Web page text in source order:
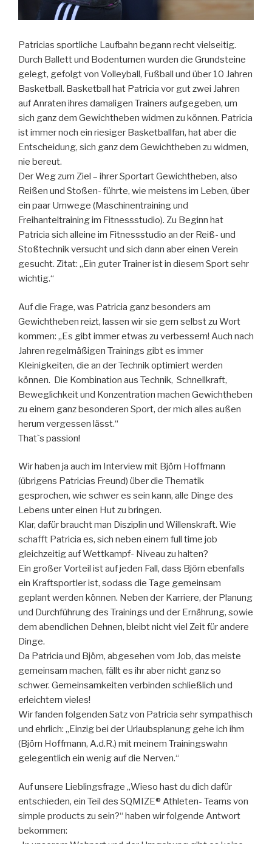
Patricias sportliche Laufbahn begann recht vielseitig.
Durch Ballett und Bodenturnen wurden die Grundsteine
gelegt, gefolgt von Volleyball, Fußball und über 10 Jahren
Basketball. Basketball hat Patricia vor gut zwei Jahren
auf Anraten ihres damaligen Trainers aufgegeben, um
sich ganz dem Gewichtheben widmen zu können. Patricia
ist immer noch ein riesiger Basketballfan, hat aber die
Entscheidung, sich ganz dem Gewichtheben zu widmen,
nie bereut.
Der Weg zum Ziel – ihrer Sportart Gewichtheben, also
Reißen und Stoßen- führte, wie meistens im Leben, über
ein paar Umwege (Maschinentraining und
Freihanteltraining im Fitnessstudio). Zu Beginn hat
Patricia sich alleine im Fitnessstudio an der Reiß- und
Stoßtechnik versucht und sich dann aber einen Verein
gesucht. Zitat: „Ein guter Trainer ist in diesem Sport sehr
wichtig.“
Auf die Frage, was Patricia ganz besonders am
Gewichtheben reizt, lassen wir sie gern selbst zu Wort
kommen: „Es gibt immer etwas zu verbessern! Auch nach
Jahren regelmäßigen Trainings gibt es immer
Kleinigkeiten, die an der Technik optimiert werden
können. Die Kombination aus Technik, Schnellkraft,
Beweglichkeit und Konzentration machen Gewichtheben
zu einem ganz besonderen Sport, der mich alles außen
herum vergessen lässt.“
That`s passion!
Wir haben ja auch im Interview mit Björn Hoffmann
(übrigens Patricias Freund) über die Thematik
gesprochen, wie schwer es sein kann, alle Dinge des
Lebens unter einen Hut zu bringen.
Klar, dafür braucht man Disziplin und Willenskraft. Wie
schafft Patricia es, sich neben einem full time job
gleichzeitig auf Wettkampf- Niveau zu halten?
Ein großer Vorteil ist auf jeden Fall, dass Björn ebenfalls
ein Kraftsportler ist, sodass die Tage gemeinsam
geplant werden können. Neben der Karriere, der Planung
und Durchführung des Trainings und der Ernährung, sowie
dem abendlichen Dehnen, bleibt nicht viel Zeit für andere
Dinge.
Da Patricia und Björn, abgesehen vom Job, das meiste
gemeinsam machen, fällt es ihr aber nicht ganz so
schwer. Gemeinsamkeiten verbinden schließlich und
erleichtern vieles!
Wir fanden folgenden Satz von Patricia sehr sympathisch
und ehrlich: „Einzig bei der Urlaubsplanung gehe ich ihm
(Björn Hoffmann, A.d.R.) mit meinem Trainingswahn
gelegentlich ein wenig auf die Nerven.“
Auf unsere Lieblingsfrage „Wieso hast du dich dafür
entschieden, ein Teil des SQMIZE® Athleten- Teams von
simple products zu sein?“ haben wir folgende Antwort
bekommen: